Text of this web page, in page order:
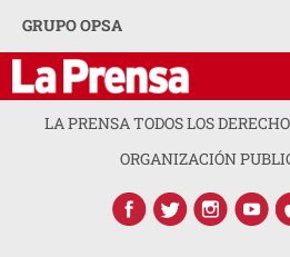
GRUPO OPSA
LA PRENSA TODOS LOS
ORGANIZACIÓN